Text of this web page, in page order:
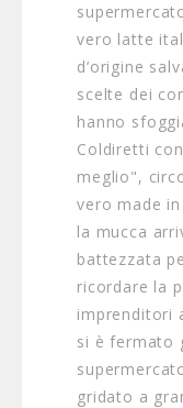
vero latte
d’origine
scelte dei
hanno
Coldiretti
meglio",
vero made
la mucca
battezzata
ricordare la
imprenditori
si è fermato
gridato a